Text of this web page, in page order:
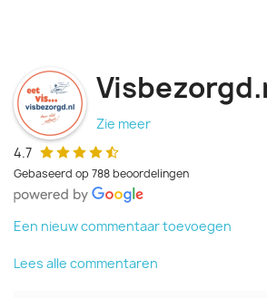
Zie meer
4.7
Gebaseerd op 788 beoordelingen
Een nieuw commentaar toevoegen
Lees alle commentaren